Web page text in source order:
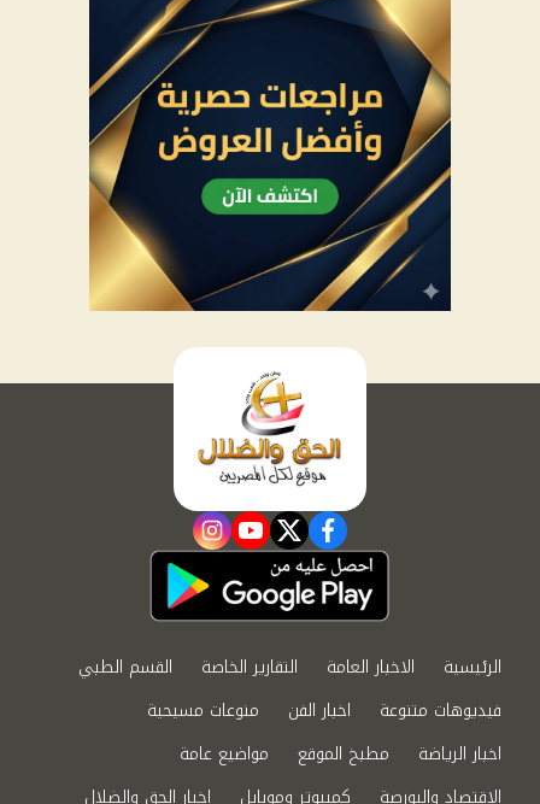
facebook
twitter
youtube
instagram
الرئيسية الاخبار العامة التقارير الخاصة
القسم الطبي
فيديوهات متنوعة
اخبار الفن
منوعات مسيحية
اخبار الرياضة
مطبخ الموقع
مواضيع عامة
الاقتصاد والبورصة
كمبيوتر وموبايل اخبار الحق والضلال